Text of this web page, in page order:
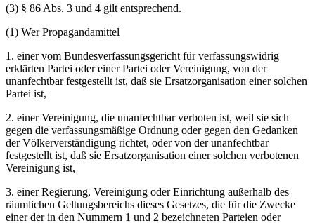
(3) § 86 Abs. 3 und 4 gilt entsprechend.
(1) Wer Propagandamittel
1. einer vom Bundesverfassungsgericht für verfassungswidrig
erklärten Partei oder einer Partei oder Vereinigung, von der
unanfechtbar festgestellt ist, daß sie Ersatzorganisation einer solchen
Partei ist,
2. einer Vereinigung, die unanfechtbar verboten ist, weil sie sich
gegen die verfassungsmäßige Ordnung oder gegen den Gedanken
der Völkerverständigung richtet, oder von der unanfechtbar
festgestellt ist, daß sie Ersatzorganisation einer solchen verbotenen
Vereinigung ist,
3. einer Regierung, Vereinigung oder Einrichtung außerhalb des
räumlichen Geltungsbereichs dieses Gesetzes, die für die Zwecke
einer der in den Nummern 1 und 2 bezeichneten Parteien oder